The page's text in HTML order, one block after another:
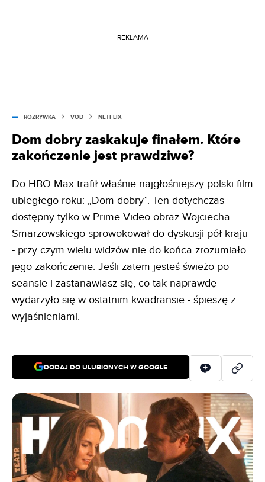
REKLAMA
ROZRYWKA VOD NETFLIX
Dom dobry zaskakuje finałem. Które
zakończenie jest prawdziwe?
Do HBO Max trafił właśnie najgłośniejszy polski film
ubiegłego roku: „Dom dobry”. Ten dotychczas
dostępny tylko w Prime Video obraz Wojciecha
Smarzowskiego sprowokował do dyskusji pół kraju
- przy czym wielu widzów nie do końca zrozumiało
jego zakończenie. Jeśli zatem jesteś świeżo po
seansie i zastanawiasz się, co tak naprawdę
wydarzyło się w ostatnim kwadransie - śpieszę z
wyjaśnieniami.
DODAJ DO ULUBIONYCH W GOOGLE